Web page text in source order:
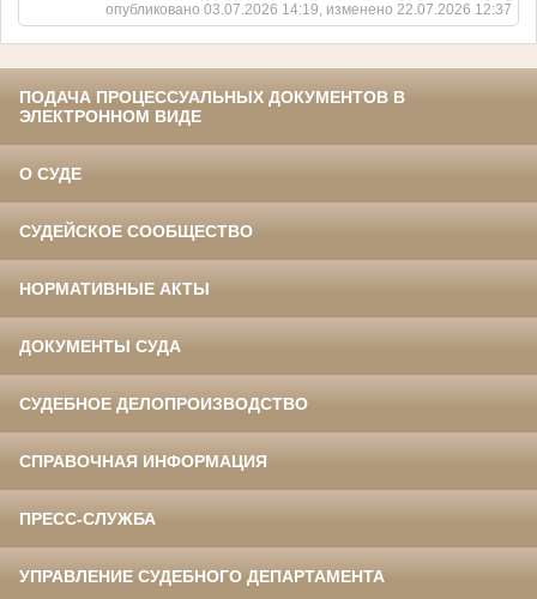
опубликовано 03.07.2026 14:19, изменено 22.07.2026 12:37
ПОДАЧА ПРОЦЕССУАЛЬНЫХ ДОКУМЕНТОВ В
ЭЛЕКТРОННОМ ВИДЕ
О СУДЕ
СУДЕЙСКОЕ СООБЩЕСТВО
НОРМАТИВНЫЕ АКТЫ
ДОКУМЕНТЫ СУДА
СУДЕБНОЕ ДЕЛОПРОИЗВОДСТВО
СПРАВОЧНАЯ ИНФОРМАЦИЯ
ПРЕСС-СЛУЖБА
УПРАВЛЕНИЕ СУДЕБНОГО ДЕПАРТАМЕНТА